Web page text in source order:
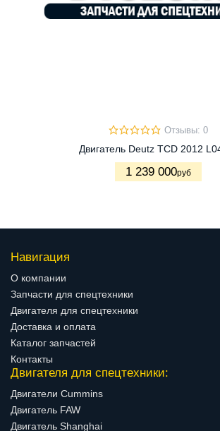
Отзывы: 0
Двигатель Deutz TCD 2012
1 239 000руб
Навигация
О компании
Запчасти для спецтехники
Двигателя для спецтехники
Доставка и оплата
Каталог запчастей
Контакты
Двигателя для спецтехники:
Двигатели Cummins
Двигатель FAW
Двигатель Shanghai